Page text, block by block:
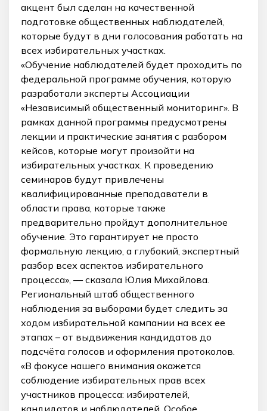
акцент был сделан на качественной
подготовке общественных наблюдателей,
которые будут в дни голосования работать на
всех избирательных участках.
«Обучение наблюдателей будет проходить по
федеральной программе обучения, которую
разработали эксперты Ассоциации
«Независимый общественный мониторинг». В
рамках данной программы предусмотрены
лекции и практические занятия с разбором
кейсов, которые могут произойти на
избирательных участках. К проведению
семинаров будут привлечены
квалифицированные преподаватели в
области права, которые также
предварительно пройдут дополнительное
обучение. Это гарантирует не просто
формальную лекцию, а глубокий, экспертный
разбор всех аспектов избирательного
процесса», — сказала Юлия Михайлова.
Региональный штаб общественного
наблюдения за выборами будет следить за
ходом избирательной кампании на всех ее
этапах – от выдвижения кандидатов до
подсчёта голосов и оформления протоколов.
«В фокусе нашего внимания окажется
соблюдение избирательных прав всех
участников процесса: избирателей,
кандидатов и наблюдателей. Особое